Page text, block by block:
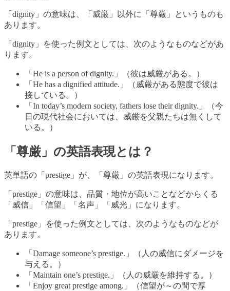
「dignity」の意味は、「威厳」以外に「尊厳」というものも
あります。
「dignity」を使った例文としては、次のようなものなどがあ
ります。
「He is a person of dignity.」（彼は威厳がある。）
「He has a dignified attitude.」（威厳がある態度で彼は
接している。）
「In today’s modern society, fathers lose their dignity.」（今
日の現代社会においては、威厳を父親たちは無くして
いる。）
「尊厳」の英語表現とは？
英単語の「prestige」が、「尊厳」の英語表現になります。
「prestige」の意味は、品質・地位が高いことなどからくる
「威信」「信望」「名声」「威光」になります。
「prestige」を使った例文としては、次のようなものなどが
あります。
「Damage someone’s prestige.」（人の威信にダメージを
与える。）
「Maintain one’s prestige.」（人の威厳を維持する。）
「Enjoy great prestige among.」（信望が～の間で厚